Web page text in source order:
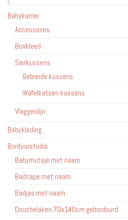
Babykamer
Accessoires
Boxkleed
Sierkussens
Gebreide kussens
Wafelkatoen kussens
Vlaggenlijn
Babykleding
Borduurstudio
Babymutsje met naam
Badcape met naam
Badjas met naam
Douchelaken 70x140cm geborduurd